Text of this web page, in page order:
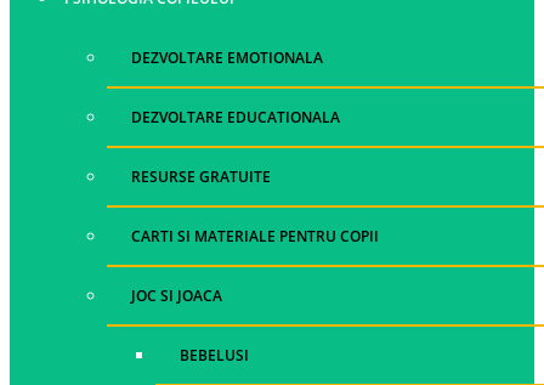
DEZVOLTARE EMOTIONALA
DEZVOLTARE EDUCATIONALA
RESURSE GRATUITE
CARTI SI MATERIALE PENTRU COPII
JOC SI JOACA
BEBELUSI